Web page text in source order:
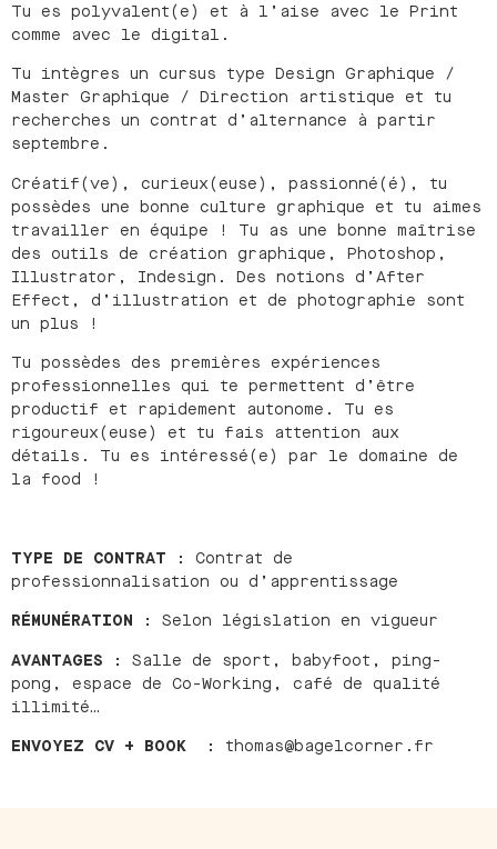
Tu es polyvalent(e) et à l’aise avec le Print
comme avec le digital.
Tu intègres un cursus type Design Graphique /
Master Graphique / Direction artistique et tu
recherches un contrat d’alternance à partir
septembre.
Créatif(ve), curieux(euse), passionné(é), tu
possèdes une bonne culture graphique et tu aimes
travailler en équipe ! Tu as une bonne maîtrise
des outils de création graphique, Photoshop,
Illustrator, Indesign. Des notions d’After
Effect, d’illustration et de photographie sont
un plus !
Tu possèdes des premières expériences
professionnelles qui te permettent d’être
productif et rapidement autonome. Tu es
rigoureux(euse) et tu fais attention aux
détails. Tu es intéressé(e) par le domaine de
la food !
TYPE DE CONTRAT :
Contrat de
professionnalisation ou d’apprentissage
RÉMUNÉRATION :
Selon législation en vigueur
AVANTAGES :
Salle de sport, babyfoot, ping-
pong, espace de Co-Working, café de qualité
illimité…
ENVOYEZ CV + BOOK :
thomas@bagelcorner.fr